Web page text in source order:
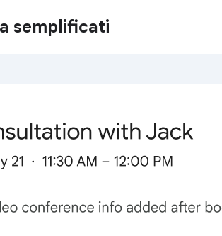
semplificati